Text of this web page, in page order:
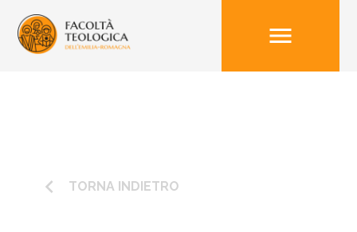
menu
keyboard_arrow_left TORNA INDIETRO